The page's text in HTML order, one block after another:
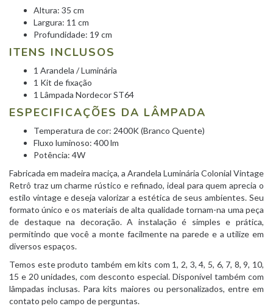
Altura: 35 cm
Largura: 11 cm
Profundidade: 19 cm
ITENS INCLUSOS
1 Arandela / Luminária
1 Kit de fixação
1 Lâmpada Nordecor ST64
ESPECIFICAÇÕES DA LÂMPADA
Temperatura de cor: 2400K (Branco Quente)
Fluxo luminoso: 400 lm
Potência: 4W
Fabricada em madeira maciça, a Arandela Luminária Colonial Vintage
Retrô traz um charme rústico e refinado, ideal para quem aprecia o
estilo vintage e deseja valorizar a estética de seus ambientes. Seu
formato único e os materiais de alta qualidade tornam-na uma peça
de destaque na decoração. A instalação é simples e prática,
permitindo que você a monte facilmente na parede e a utilize em
diversos espaços.
Temos este produto também em kits com 1, 2, 3, 4, 5, 6, 7, 8, 9, 10,
15 e 20 unidades, com desconto especial. Disponível também com
lâmpadas inclusas. Para kits maiores ou personalizados, entre em
contato pelo campo de perguntas.